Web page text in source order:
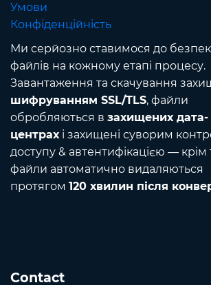
Умови
Конфіденційність
Ми серйозно ставимося до
файлів на кожному етапі процесу.
Завантаження та скачування
шифруванням SSL/TLS, файли
обробляються в захищених дата-
центрахі захищені суворим
доступу & автентифікацією — крім
файли автоматично видаляються
протягом 120 хвилин після
Contact